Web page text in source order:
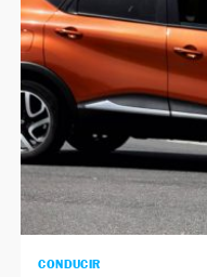
CONDUCIR